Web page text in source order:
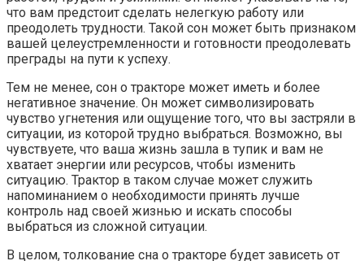
что вам предстоит сделать нелегкую работу или
преодолеть трудности. Такой сон может быть признаком
вашей целеустремленности и готовности преодолевать
преграды на пути к успеху.
Тем не менее, сон о тракторе может иметь и более
негативное значение. Он может символизировать
чувство угнетения или ощущение того, что вы застряли в
ситуации, из которой трудно выбраться. Возможно, вы
чувствуете, что ваша жизнь зашла в тупик и вам не
хватает энергии или ресурсов, чтобы изменить
ситуацию. Трактор в таком случае может служить
напоминанием о необходимости принять лучше
контроль над своей жизнью и искать способы
выбраться из сложной ситуации.
В целом, толкование сна о тракторе будет зависеть от